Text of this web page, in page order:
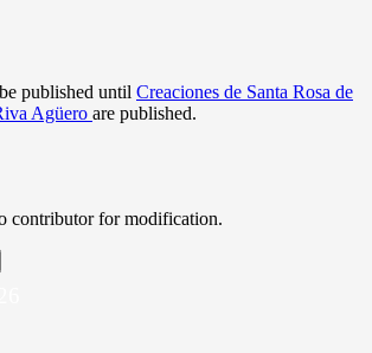
published until Creaciones de Santa Rosa de
Agüero are published.
contributor for modification.